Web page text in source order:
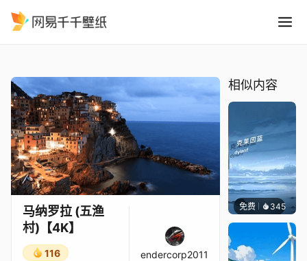
马纳罗拉 (五渔
村)【4K】
116
endercorp2011
相似内容
免费 345冰茶Ln